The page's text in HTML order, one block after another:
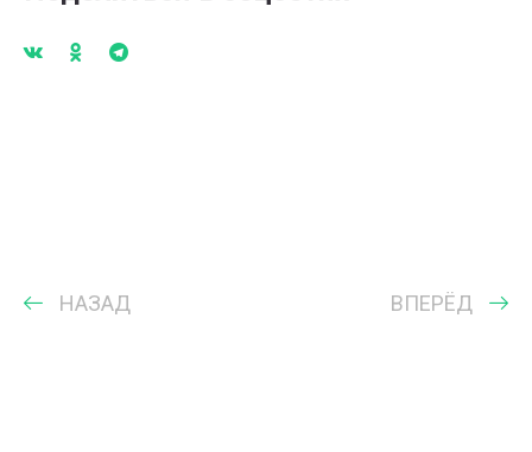
НАЗАД ВПЕРЁД